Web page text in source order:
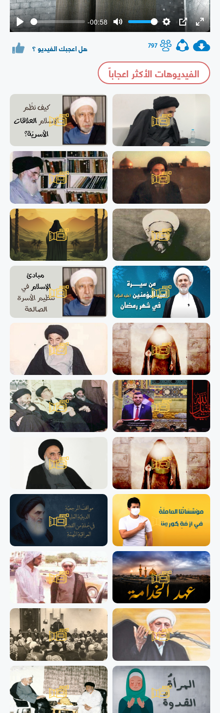
Play
-00:58
Mute
Settings
PIP Enter
797 هل اعجبك الفيديو ؟
الفيديوهات الأكثر اعجاباً